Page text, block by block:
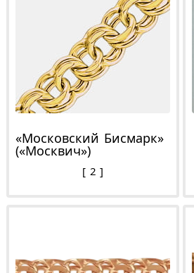
«Московский Бисмарк»
(«Москвич»)
2